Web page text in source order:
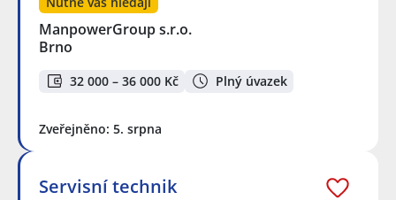
ManpowerGroup s.r.o.
Brno
32 000 – 36 000 Kč Plný úvazek
Zveřejněno: 5. srpna
Servisní technik